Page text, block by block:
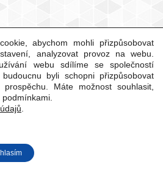
abychom mohli přizpůsobovat
analyzovat provoz na webu.
webu sdílíme se společností
byli schopni přizpůsobovat
Máte možnost souhlasit,